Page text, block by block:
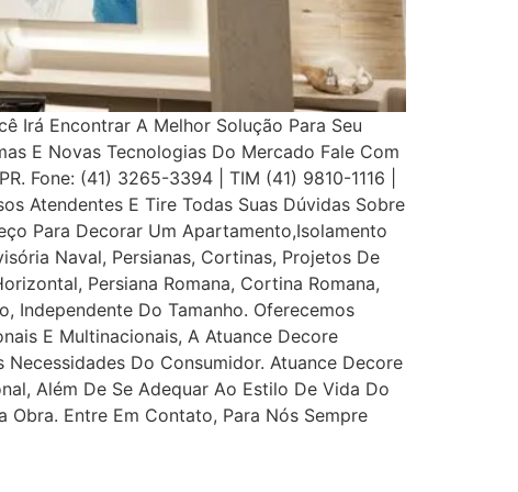
Irá Encontrar A Melhor Solução Para Seu
E Novas Tecnologias Do Mercado Fale Com
Fone: (41) 3265-3394 | TIM (41) 9810-1116 |
Atendentes E Tire Todas Suas Dúvidas Sobre
Para Decorar Um Apartamento,Isolamento
Naval, Persianas, Cortinas, Projetos De
Persiana Romana, Cortina Romana,
Independente Do Tamanho. Oferecemos
E Multinacionais, A Atuance Decore
Do Consumidor. Atuance Decore
Além De Se Adequar Ao Estilo De Vida Do
Entre Em Contato, Para Nós Sempre